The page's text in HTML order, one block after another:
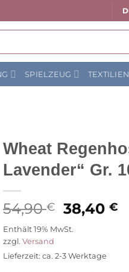
SPIELZEUG TEXTILIEN
Wheat
Lavender“ Gr.
54,90€
Preis
war:
54,90 €
38,40€
Enthält 19% MwSt.
zzgl. Versand
Lieferzeit: ca. 2-3 Werktage